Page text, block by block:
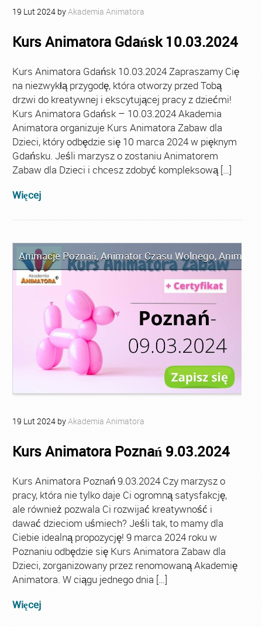
19 Lut 2024 by Akademia Animatora
Kurs Animatora Gdańsk 10.03.2024
Kurs Animatora Gdańsk 10.03.2024 Zapraszamy Cię
na niezwykłą przygodę, która otworzy przed Tobą
drzwi do kreatywnej i ekscytującej pracy z dziećmi!
Kurs Animatora Gdańsk – 10.03.2024 Akademia
Animatora organizuje Kurs Animatora Zabaw dla
Dzieci, który odbędzie się 10 marca 2024 w pięknym
Gdańsku. Jeśli marzysz o zostaniu Animatorem
Zabaw dla Dzieci i chcesz zdobyć kompleksową […]
Więcej
Animacje Poznań,Animator Czasu Wolnego,
19 Lut2024 byAkademia Animatora
Kurs Animatora Poznań 9.03.2024
Kurs Animatora Poznań 9.03.2024 Czy marzysz o
pracy, która nie tylko daje Ci ogromną satysfakcję,
ale również pozwala Ci rozwijać kreatywność i
dawać dzieciom uśmiech? Jeśli tak, to mamy dla
Ciebie idealną propozycję! 9 marca 2024 roku w
Poznaniu odbędzie się Kurs Animatora Zabaw dla
Dzieci, zorganizowany przez renomowaną Akademię
Animatora. W ciągu jednego dnia […]
Więcej